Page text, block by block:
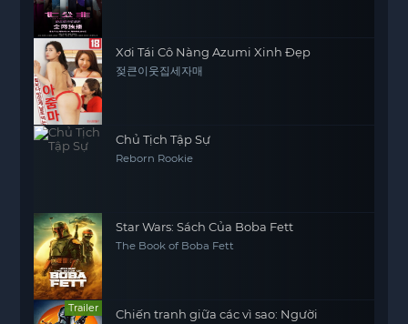
Xơi Tái Cô Nàng Azumi Xinh Đẹp
젖큰이웃집세자매
Chủ Tịch Tập Sự
Reborn Rookie
Star Wars: Sách Của Boba Fett
The Book of Boba Fett
Trailer
Chiến tranh giữa các vì sao: Người